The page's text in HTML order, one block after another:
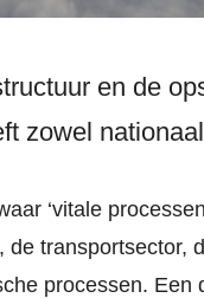
en de
zowel
‘vitale
transportsector,
processen. Een